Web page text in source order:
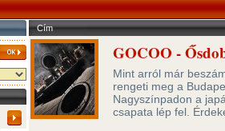
Cím
GOCOO -
Mint arról már
rengeti meg a
Nagyszínpadon a
csapata lép fel.